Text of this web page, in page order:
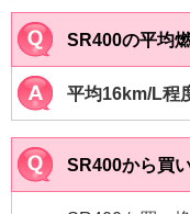
SR400の平均
平均16km/L程
SR400から買